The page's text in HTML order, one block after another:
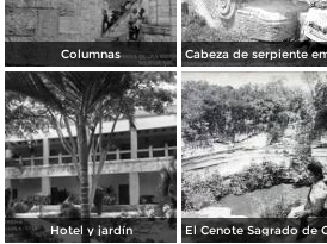
Columnas
Hotel y jardín